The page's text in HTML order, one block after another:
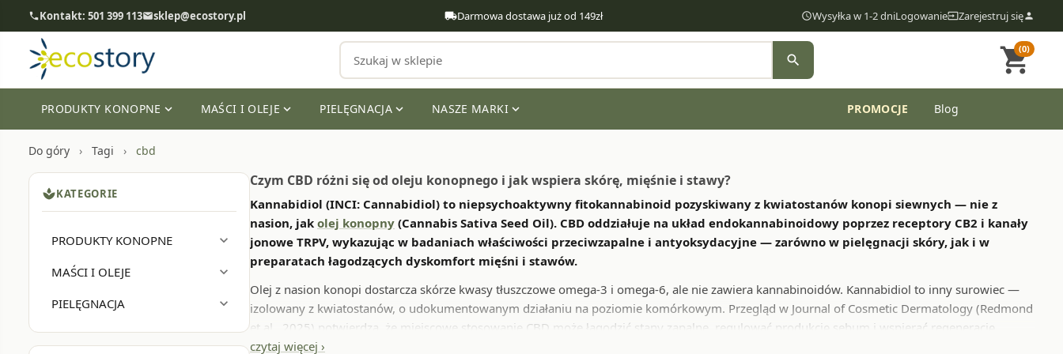
phoneKontakt: 501 399 113emailsklep@ecostory.pl local_shippingDarmowa dostawa już od 149zł access_timeWysyłka w 1-2 dniLogowanieinputZarejestruj sięperson
search shopping_cart
(0)
PRODUKTY KONOPNE expand_more MAŚCI I OLEJE expand_more PIELĘGNACJA expand_more NASZE MARKIexpand_more PROMOCJE Blog
Do góry Tagi cbd
spaKATEGORIE
PRODUKTY KONOPNE
expand_more
MAŚCI I OLEJE
expand_more
PIELĘGNACJA
expand_more
Czym CBD różni się od oleju konopnego i jak wspiera skórę, mięśnie i stawy?
Kannabidiol (INCI: Cannabidiol) to niepsychoaktywny fitokannabinoid pozyskiwany z kwiatostanów konopi siewnych — nie z
nasion, jak olej konopny (Cannabis Sativa Seed Oil). CBD oddziałuje na układ endokannabinoidowy poprzez receptory CB2 i kanały
jonowe TRPV, wykazując w badaniach właściwości przeciwzapalne i antyoksydacyjne — zarówno w pielęgnacji skóry, jak i w
preparatach łagodzących dyskomfort mięśni i stawów.
Olej z nasion konopi dostarcza skórze kwasy tłuszczowe omega-3 i omega-6, ale nie zawiera kannabinoidów. Kannabidiol to inny surowiec —
izolowany z kwiatostanów, o udokumentowanym działaniu na poziomie komórkowym. Przegląd w Journal of Cosmetic Dermatology (Redmond
et al., 2025) potwierdza, że miejscowe stosowanie CBD może łagodzić stany zapalne, regulować produkcję sebum i wspierać regenerację
bariery naskórkowej. Z kolei badanie kliniczne Hakim et al. (Dermatological Reviews, 2025) wykazało, że krem z 2% kannabidiolu poprawiał
czytaj więcej ›